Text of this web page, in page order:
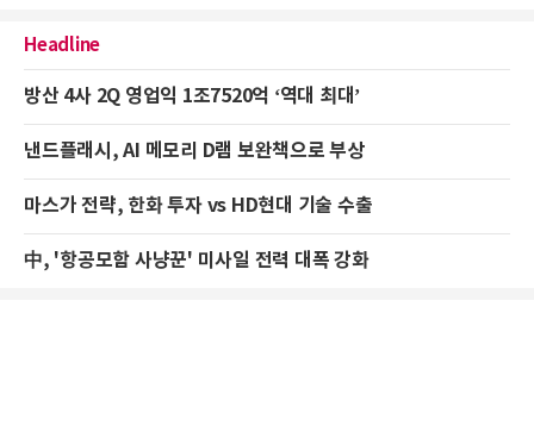
Headline
방산 4사 2Q 영업익 1조7520억 ‘역대 최대’
낸드플래시, AI 메모리 D램 보완책으로 부상
마스가 전략, 한화 투자 vs HD현대 기술 수출
中, '항공모함 사냥꾼' 미사일 전력 대폭 강화